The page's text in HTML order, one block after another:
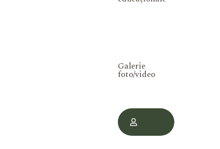
Galerie
foto/video